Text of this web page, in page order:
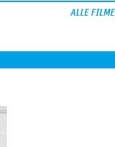
ALLE FILME